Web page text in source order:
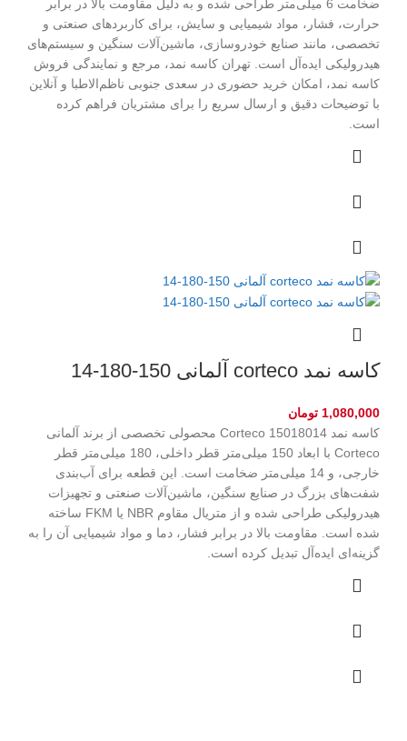
ضخامت 6 میلی‌متر طراحی شده و به دلیل مقاومت بالا در برابر
حرارت، فشار، مواد شیمیایی و سایش، برای کاربردهای صنعتی و
تخصصی، مانند صنایع خودروسازی، ماشین‌آلات سنگین و سیستم‌های
هیدرولیکی ایده‌آل است. تهران کاسه نمد، مرجع و نمایندگی فروش
کاسه نمد، امکان خرید حضوری در سعدی جنوبی ناظم‌الاطبا و آنلاین
با توضیحات دقیق و ارسال سریع را برای مشتریان فراهم کرده
است.
کاسه نمد corteco آلمانی 150-180-14
1,080,000 تومان
کاسه نمد Corteco 15018014 محصولی تخصصی از برند آلمانی
Corteco با ابعاد 150 میلی‌متر قطر داخلی، 180 میلی‌متر قطر
خارجی، و 14 میلی‌متر ضخامت است. این قطعه برای آب‌بندی
شفت‌های بزرگ در صنایع سنگین، ماشین‌آلات صنعتی و تجهیزات
هیدرولیکی طراحی شده و از متریال مقاوم NBR یا FKM ساخته
شده است. مقاومت بالا در برابر فشار، دما و مواد شیمیایی آن را به
گزینه‌ای ایده‌آل تبدیل کرده است.